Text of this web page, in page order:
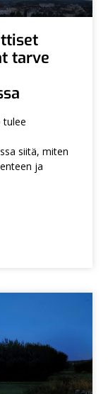
tarve
tulee
siitä, miten
ja